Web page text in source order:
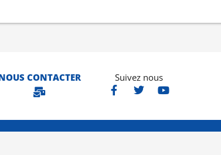
CONTACTER
Suivez nous